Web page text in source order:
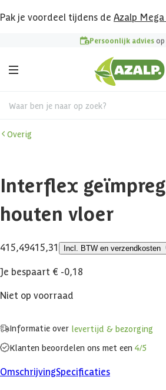
Pak je voordeel tijdens de Azalp
Persoonlijk advies
Waar ben je naar op zoek?
Overig
Interflex
houten vloer
415,49415,31 Incl. BTW en verzendkosten
Je bespaart € -0,18
Niet op voorraad
Informatie over levertijd & bezorging
Klanten beoordelen ons met een 4/5
OmschrijvingSpecificaties